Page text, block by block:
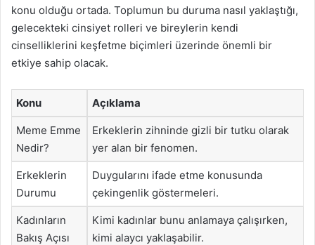
konu olduğu ortada. Toplumun bu duruma nasıl yaklaştığı,
gelecekteki cinsiyet rolleri ve bireylerin kendi
cinselliklerini keşfetme biçimleri üzerinde önemli bir
etkiye sahip olacak.
Konu Açıklama
Meme Emme
Nedir?
Erkeklerin zihninde gizli bir tutku olarak
yer alan bir fenomen.
Erkeklerin
Durumu
Duygularını ifade etme konusunda
çekingenlik göstermeleri.
Kadınların
Bakış Açısı
Kimi kadınlar bunu anlamaya çalışırken,
kimi alaycı yaklaşabilir.